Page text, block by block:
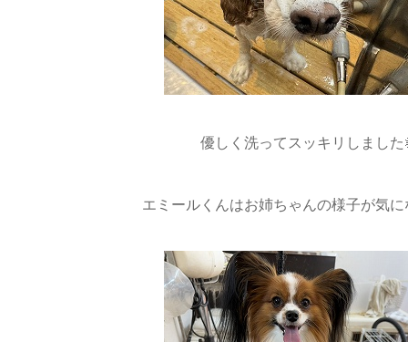
優しく洗ってスッキリしました
エミールくんはお姉ちゃんの様子が気